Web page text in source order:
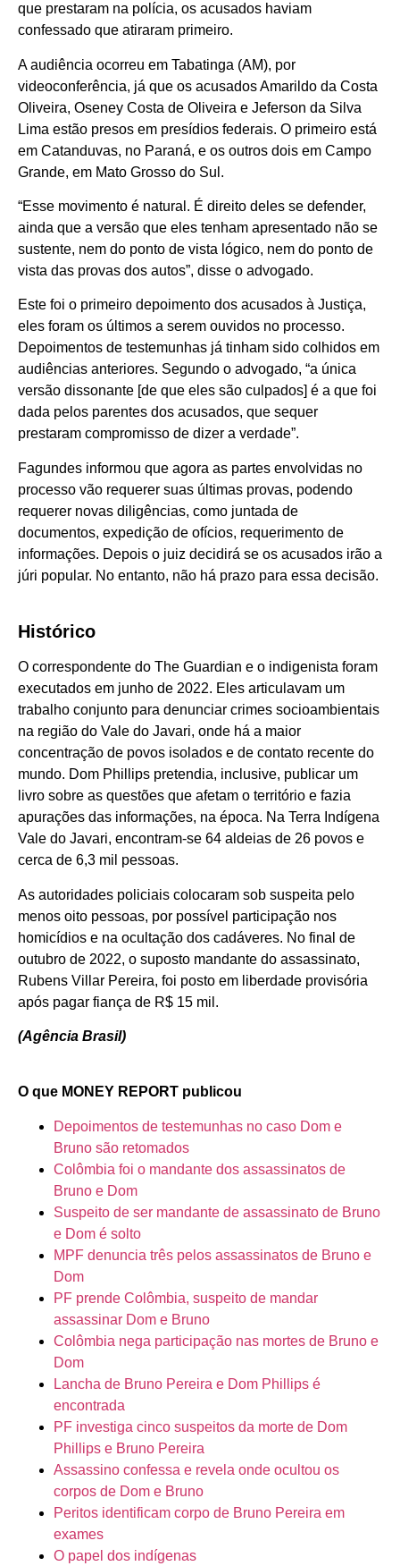
que prestaram na polícia, os acusados haviam
confessado que atiraram primeiro.
A audiência ocorreu em Tabatinga (AM), por
videoconferência, já que os acusados Amarildo da Costa
Oliveira, Oseney Costa de Oliveira e Jeferson da Silva
Lima estão presos em presídios federais. O primeiro está
em Catanduvas, no Paraná, e os outros dois em Campo
Grande, em Mato Grosso do Sul.
“Esse movimento é natural. É direito deles se defender,
ainda que a versão que eles tenham apresentado não se
sustente, nem do ponto de vista lógico, nem do ponto de
vista das provas dos autos”, disse o advogado.
Este foi o primeiro depoimento dos acusados à Justiça,
eles foram os últimos a serem ouvidos no processo.
Depoimentos de testemunhas já tinham sido colhidos em
audiências anteriores. Segundo o advogado, “a única
versão dissonante [de que eles são culpados] é a que foi
dada pelos parentes dos acusados, que sequer
prestaram compromisso de dizer a verdade”.
Fagundes informou que agora as partes envolvidas no
processo vão requerer suas últimas provas, podendo
requerer novas diligências, como juntada de
documentos, expedição de ofícios, requerimento de
informações. Depois o juiz decidirá se os acusados irão a
júri popular. No entanto, não há prazo para essa decisão.
Histórico
O correspondente do The Guardian e o indigenista foram
executados em junho de 2022. Eles articulavam um
trabalho conjunto para denunciar crimes socioambientais
na região do Vale do Javari, onde há a maior
concentração de povos isolados e de contato recente do
mundo. Dom Phillips pretendia, inclusive, publicar um
livro sobre as questões que afetam o território e fazia
apurações das informações, na época. Na Terra Indígena
Vale do Javari, encontram-se 64 aldeias de 26 povos e
cerca de 6,3 mil pessoas.
As autoridades policiais colocaram sob suspeita pelo
menos oito pessoas, por possível participação nos
homicídios e na ocultação dos cadáveres. No final de
outubro de 2022, o suposto mandante do assassinato,
Rubens Villar Pereira, foi posto em liberdade provisória
após pagar fiança de R$ 15 mil.
(Agência Brasil)
O que MONEY REPORT publicou
Depoimentos de testemunhas no caso Dom e
Bruno são retomados
Colômbia foi o mandante dos assassinatos de
Bruno e Dom
Suspeito de ser mandante de assassinato de Bruno
e Dom é solto
MPF denuncia três pelos assassinatos de Bruno e
Dom
PF prende Colômbia, suspeito de mandar
assassinar Dom e Bruno
Colômbia nega participação nas mortes de Bruno e
Dom
Lancha de Bruno Pereira e Dom Phillips é
encontrada
PF investiga cinco suspeitos da morte de Dom
Phillips e Bruno Pereira
Assassino confessa e revela onde ocultou os
corpos de Dom e Bruno
Peritos identificam corpo de Bruno Pereira em
exames
O papel dos indígenas